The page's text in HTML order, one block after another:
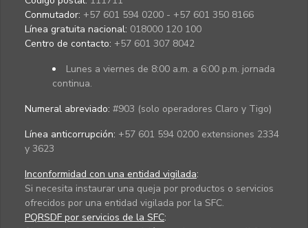
Conmutador: +57 601 594 0200 - +57 601 350 8166
Línea gratuita nacional: 018000 120 100
Centro de contacto: +57 601 307 8042
Lunes a viernes de 8:00 a.m. a 6:00 p.m. jornada
continua.
Numeral abreviado: #903 (solo operadores Claro y Tigo)
Línea anticorrupción: +57 601 594 0200 extensiones 2334
y 3623
Inconformidad con una entidad vigilada:
Si necesita instaurar una queja por productos o servicios
ofrecidos por una entidad vigilada por la SFC.
PQRSDF por servicios de la SFC: